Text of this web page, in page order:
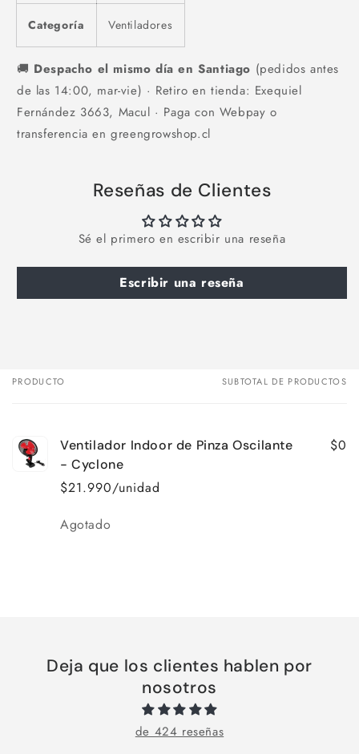
Categoría Ventiladores
🚚 Despacho el mismo día en Santiago (pedidos antes
de las 14:00, mar-vie) · Retiro en tienda: Exequiel
Fernández 3663, Macul · Paga con Webpay o
transferencia en greengrowshop.cl
Reseñas de Clientes
Sé el primero en escribir una reseña
Escribir una reseña
Tu
PRODUCTO SUBTOTAL DE PRODUCTOS
Ventilador Indoor de Pinza Oscilante
- Cyclone
$21.990/unidad
$0
Cantidad
Agotado
Deja que los clientes hablen por
nosotros
de 424 reseñas